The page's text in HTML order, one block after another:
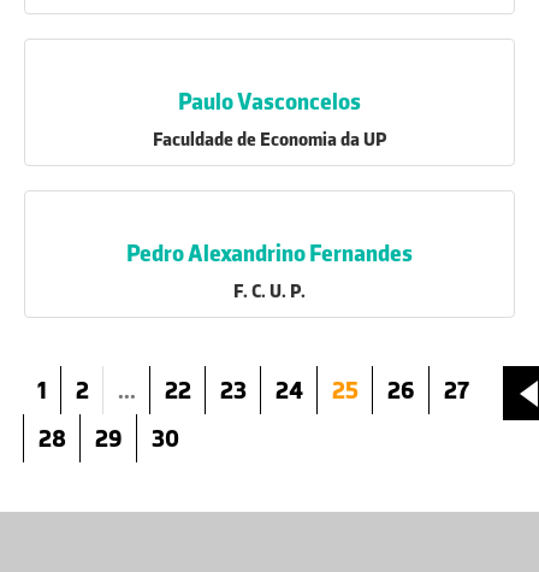
Paulo Vasconcelos
Faculdade de Economia da UP
Pedro Alexandrino Fernandes
F. C. U. P.
1 2 ... 22 23 24 25 26
27
28
29 30